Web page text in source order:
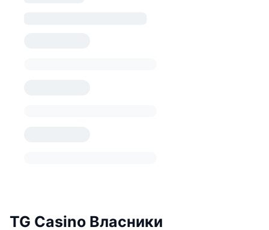
TG Casino Власники